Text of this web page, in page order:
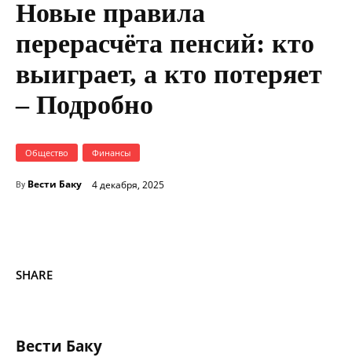
Новые правила
перерасчёта пенсий: кто
выиграет, а кто потеряет
– Подробно
Общество Финансы
By Вести Баку 4 декабря, 2025
SHARE
Вести Баку